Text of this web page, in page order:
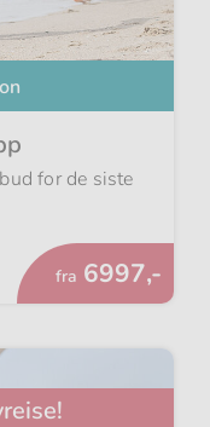
for de siste
fra Fra
6997,-